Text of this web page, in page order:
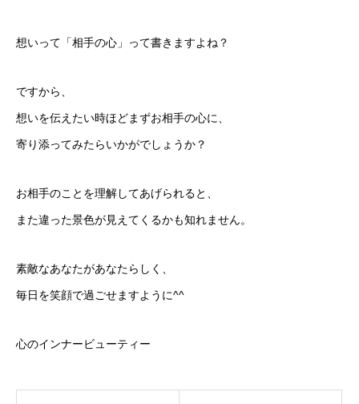
想いって「相手の心」って書きますよね？
ですから、
想いを伝えたい時ほどまずお相手の心に、
寄り添ってみたらいかがでしょうか？
お相手のことを理解してあげられると、
また違った景色が見えてくるかも知れません。
素敵なあなたがあなたらしく、
毎日を笑顔で過ごせますように^^
心のインナービューティー